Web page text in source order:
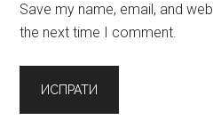
Save my name, email, and
the next time I comment.